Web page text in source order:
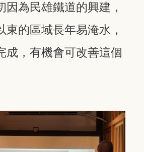
因為民雄鐵道的興建，
東的區域長年易淹水，
成，有機會可改善這個